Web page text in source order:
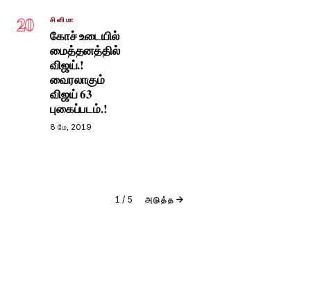
20 சினிமா
கோச் உடையில்
மைத்தனத்தில்
விஜய்.!
வைரலாகும்
விஜய் 63
புகைப்படம்.!
8 மே, 2019
1 / 5 அடுத்த